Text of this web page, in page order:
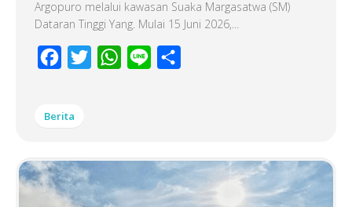
Argopuro melalui kawasan Suaka Margasatwa (SM)
Dataran Tinggi Yang. Mulai 15 Juni 2026,...
Facebook
Twitter WhatsApp
Line
Berita